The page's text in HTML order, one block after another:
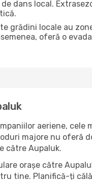
dans local.
grădini locale au
oferă o
aeriene, cele
majore nu
către Aupaluk.
orașe către
tine. Planifică-ți